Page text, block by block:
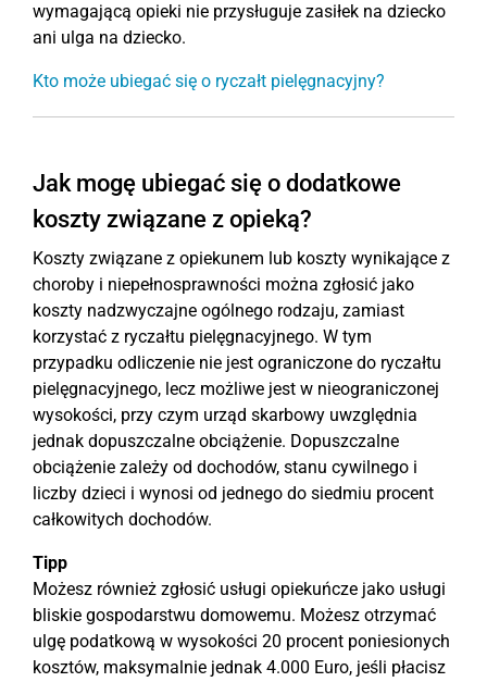
wymagającą opieki nie przysługuje zasiłek na dziecko
ani ulga na dziecko.
Kto może ubiegać się o ryczałt pielęgnacyjny?
Jak mogę ubiegać się o dodatkowe
koszty związane z opieką?
Koszty związane z opiekunem lub koszty wynikające z
choroby i niepełnosprawności można zgłosić jako
koszty nadzwyczajne ogólnego rodzaju, zamiast
korzystać z ryczałtu pielęgnacyjnego. W tym
przypadku odliczenie nie jest ograniczone do ryczałtu
pielęgnacyjnego, lecz możliwe jest w nieograniczonej
wysokości, przy czym urząd skarbowy uwzględnia
jednak dopuszczalne obciążenie. Dopuszczalne
obciążenie zależy od dochodów, stanu cywilnego i
liczby dzieci i wynosi od jednego do siedmiu procent
całkowitych dochodów.
Tipp
Możesz również zgłosić usługi opiekuńcze jako usługi
bliskie gospodarstwu domowemu. Możesz otrzymać
ulgę podatkową w wysokości 20 procent poniesionych
kosztów, maksymalnie jednak 4.000 Euro, jeśli płacisz